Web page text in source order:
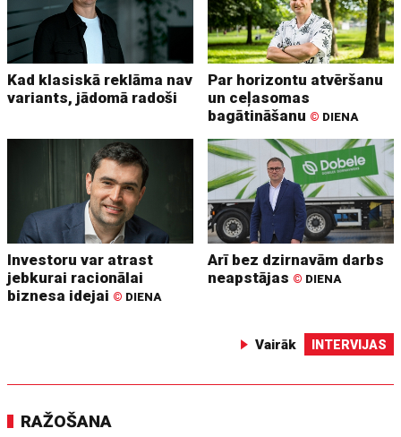
Kad klasiskā reklāma nav
variants, jādomā radoši
Par horizontu atvēršanu
un ceļasomas
bagātināšanu © DIENA
Investoru var atrast
jebkurai racionālai
biznesa idejai © DIENA
Arī bez dzirnavām darbs
neapstājas © DIENA
Vairāk INTERVIJAS
RAŽOŠANA